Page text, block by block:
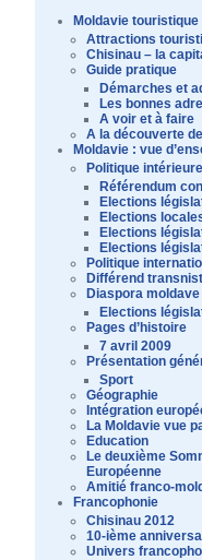
Moldavie touristique
Attractions
Chisinau – la
Guide pratique
Démarches et
Les bonnes
A voir et à faire
A la découverte
Moldavie : vue
Politique intérieure
Référendum
Elections
Elections
Elections
Elections
Politique
Différend
Diaspora moldave
Elections
Pages d’histoire
7 avril 2009
Présentation
Sport
Géographie
Intégration
La Moldavie vue
Education
Le deuxième
Européenne
Amitié franco-
Francophonie
Chisinau 2012
10-ième
Univers